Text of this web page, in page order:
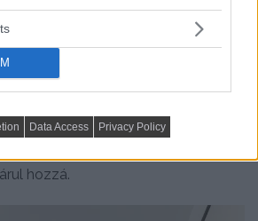
Data Access Privacy Policy
dohányzóasztal alkotja a társasági
tévészekrényt tudatosan
képernyő fölé egy könyvek és
szolgáló esztétikus polcot
adják, az olvasáshoz és a
hozzá.